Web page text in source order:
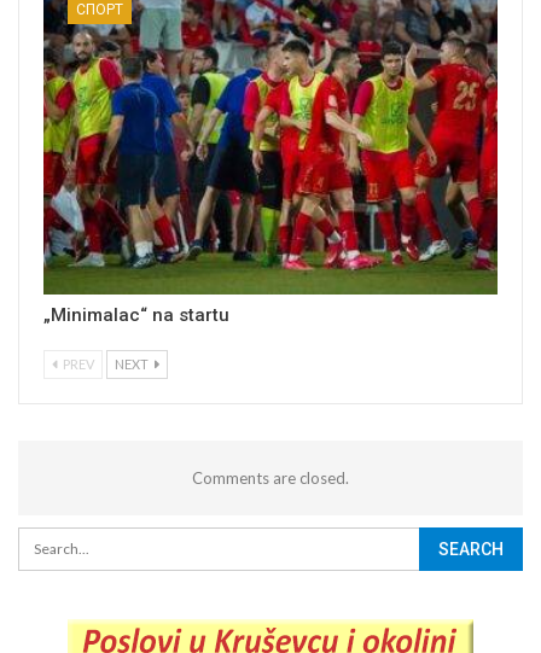
СПОРТ
„Minimalac“ na startu
PREV NEXT
Comments are closed.